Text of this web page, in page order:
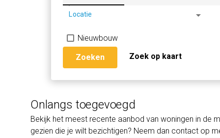
Locatie arrow_drop_down
Nieuwbouw
Zoeken Zoek op kaart
Onlangs toegevoegd
Bekijk het meest recente aanbod van woningen in de
gezien die je wilt bezichtigen? Neem dan contact op